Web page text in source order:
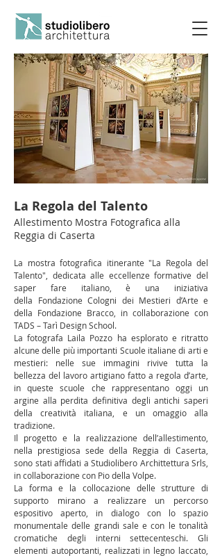
La Regola del Talento
Allestimento Mostra Fotografica alla
Reggia di Caserta
La mostra fotografica itinerante "La Regola del
Talento" , dedicata alle eccellenze formative del
saper fare italiano, è una iniziativa
della Fondazione Cologni dei Mestieri d’Arte e
della Fondazione Bracco , in collaborazione con
TADS – Tarì Design School.
La fotografa Laila Pozzo ha esplorato e ritratto
alcune delle più importanti Scuole italiane di arti e
mestieri: nelle sue immagini rivive tutta la
bellezza del lavoro artigiano fatto a regola d’arte,
in queste scuole che rappresentano oggi un
argine alla perdita definitiva degli antichi saperi
della creatività italiana, e un omaggio alla
tradizione.
Il progetto e la realizzazione dell’allestimento,
nella prestigiosa sede della Reggia di Caserta,
sono stati affidati a Studiolibero Archittettura Srls,
in collaborazione con Pio della Volpe.
La forma e la collocazione delle strutture di
supporto mirano a realizzare un percorso
espositivo aperto, in dialogo con lo spazio
monumentale delle grandi sale e con le tonalità
cromatiche degli interni settecenteschi. Gli
elementi autoportanti, realizzati in legno laccato,